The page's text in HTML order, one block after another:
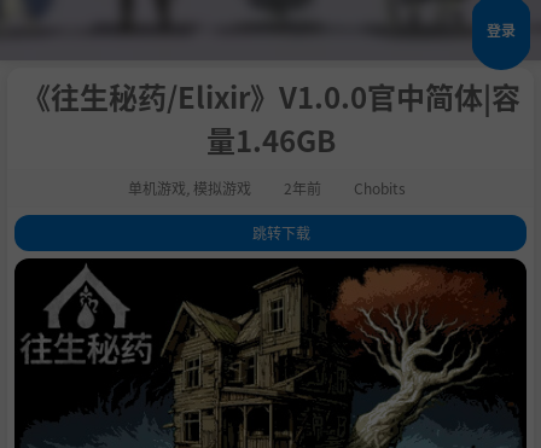
登录
《往生秘药/Elixir》V1.0.0官中简体|容
量1.46GB
单机游戏 模拟游戏 2年前 Chobits
跳转下载
1.关于这款游戏
系统需求
支持作者
4.中文设置